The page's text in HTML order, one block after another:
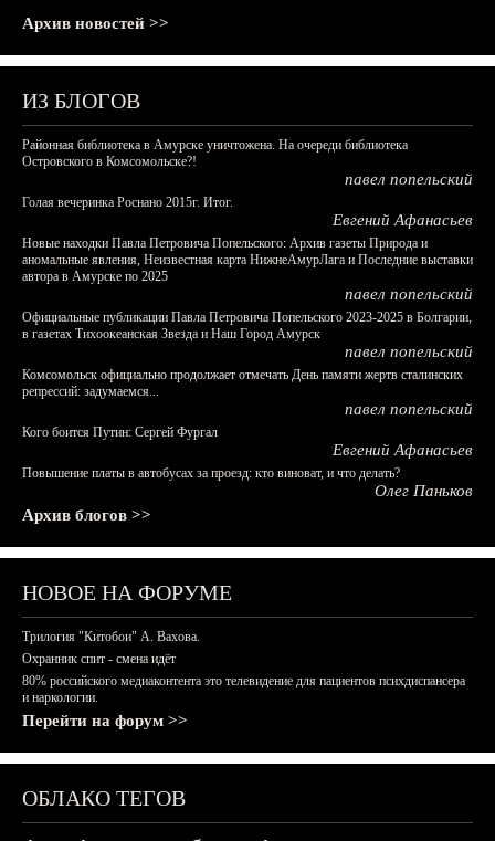
Архив новостей >>
ИЗ БЛОГОВ
Районная библиотека в Амурске уничтожена. На очереди библиотека
Островского в Комсомольске?!
павел попельский
Голая вечеринка Роснано 2015г. Итог.
Евгений Афанасьев
Новые находки Павла Петровича Попельского: Архив газеты Природа и
аномальные явления, Неизвестная карта НижнеАмурЛага и Последние выставки
автора в Амурске по 2025
павел попельский
Официальные публикации Павла Петровича Попельского 2023-2025 в Болгарии,
в газетах Тихоокеанская Звезда и Наш Город Амурск
павел попельский
Комсомольск официально продолжает отмечать День памяти жертв сталинских
репрессий: задумаемся...
павел попельский
Кого боится Путин: Сергей Фургал
Евгений Афанасьев
Повышение платы в автобусах за проезд: кто виноват, и что делать?
Олег Паньков
Архив блогов >>
НОВОЕ НА ФОРУМЕ
Трилогия "Китобои" А. Вахова.
Охранник спит - смена идёт
80% российского медиаконтента это телевидение для пациентов психдиспансера
и наркологии.
Перейти на форум >>
ОБЛАКО ТЕГОВ